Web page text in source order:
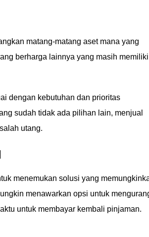
matang-matang aset mana yang
berharga lainnya yang masih memiliki
dengan kebutuhan dan prioritas
sudah tidak ada pilihan lain, menjual
utang.
menemukan solusi yang
menawarkan opsi untuk
untuk membayar kembali pinjaman.